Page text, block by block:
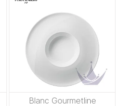
Blanc Gourmetline